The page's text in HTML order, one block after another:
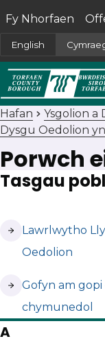
English
Fy Nhorfaen
(yn agor mewn
Hafan
Ysgolion a
Dysgu Oedolion
Porwch
Tasgau
Lawrlwytho
Oedolion
(yn agor mewn
Gofyn am
chymunedol
(yn agor mewn
A